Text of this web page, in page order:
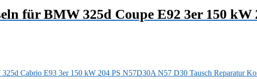
für BMW 325d Coupe E92 3er 150